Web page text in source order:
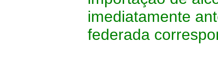
imediatamente
federada